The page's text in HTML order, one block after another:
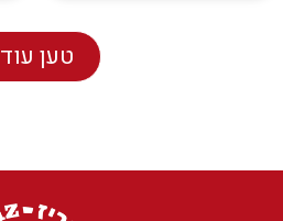
טען עוד